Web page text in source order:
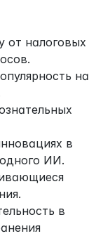
от налоговых
на
в
ИИ.
в